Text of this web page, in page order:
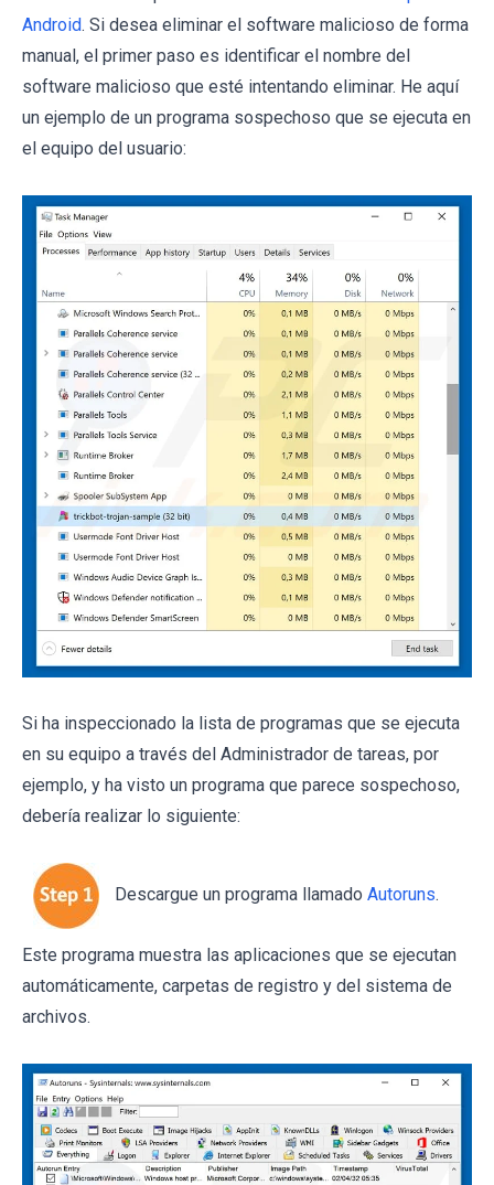
Android. Si desea eliminar el software malicioso de forma
manual, el primer paso es identificar el nombre del
software malicioso que esté intentando eliminar. He aquí
un ejemplo de un programa sospechoso que se ejecuta en
el equipo del usuario:
Si ha inspeccionado la lista de programas que se ejecuta
en su equipo a través del Administrador de tareas, por
ejemplo, y ha visto un programa que parece sospechoso,
debería realizar lo siguiente:
Descargue un programa llamado Autoruns.
Este programa muestra las aplicaciones que se ejecutan
automáticamente, carpetas de registro y del sistema de
archivos.